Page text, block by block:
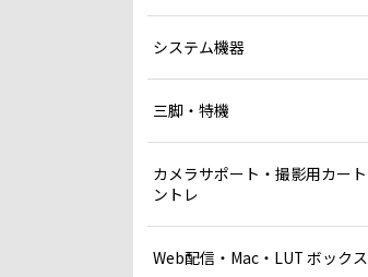
システム機器
三脚・特機
カメラサポート・撮影用カー
ントレ
Web配信・Mac・LUT ボックス